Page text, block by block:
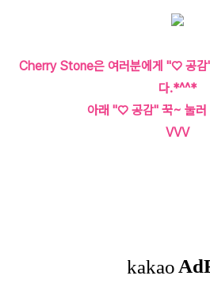
Cherry Stone은 여러분에게 "♡ 공감
다.*^^*
아래 "♡ 공감" 꾹~ 눌러
VVV